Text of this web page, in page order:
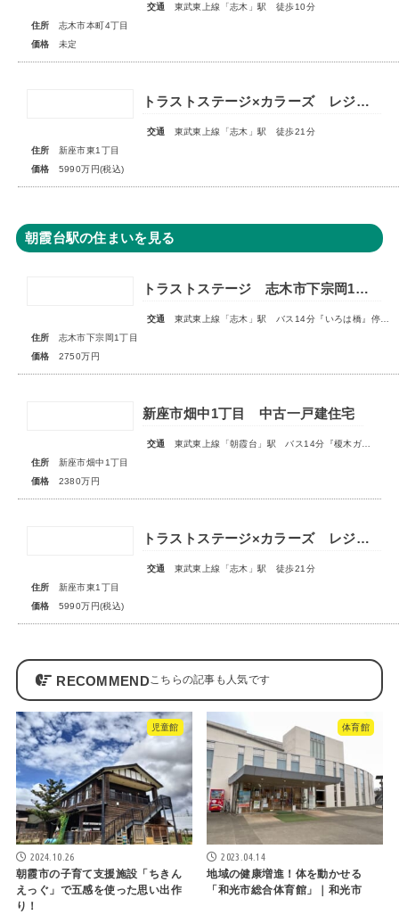
交通
東武東上線「志木」駅 徒歩10分
住所
志木市本町4丁目
価格
未定
トラストステージ×カラーズ レジデンス新座市東1丁目7期 ◆限定１棟◆
交通
東武東上線「志木」駅 徒歩21分
住所
新座市東1丁目
価格
5990万円(税込)
朝霞台駅の住まいを見る
トラストステージ 志木市下宗岡1丁目7期 全7区画■大変ご好評につき最終1区画となりました■
交通
東武東上線「志木」駅 バス14分『いろは橋』停歩13分
住所
志木市下宗岡1丁目
価格
2750万円
新座市畑中1丁目 中古一戸建住宅
交通
東武東上線「朝霞台」駅 バス14分『榎木ガード』停歩2分
住所
新座市畑中1丁目
価格
2380万円
トラストステージ×カラーズ レジデンス新座市東1丁目7期 ◆限定１棟◆
交通
東武東上線「志木」駅 徒歩21分
住所
新座市東1丁目
価格
5990万円(税込)
RECOMMEND
児童館
2024.10.26
朝霞市の子育て支援施設「ちきん
えっぐ」で五感を使った思い出作
り！
体育館
2023.04.14
地域の健康増進！体を動かせる
「和光市総合体育館」｜和光市